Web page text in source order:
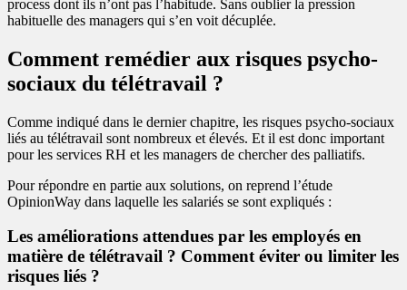
process dont ils n’ont pas l’habitude. Sans oublier la pression
habituelle des managers qui s’en voit décuplée.
Comment remédier aux risques psycho-
sociaux du télétravail ?
Comme indiqué dans le dernier chapitre, les risques psycho-sociaux
liés au télétravail sont nombreux et élevés. Et il est donc important
pour les services RH et les managers de chercher des palliatifs.
Pour répondre en partie aux solutions, on reprend l’étude
OpinionWay dans laquelle les salariés se sont expliqués :
Les améliorations attendues par les employés en
matière de télétravail ? Comment éviter ou limiter les
risques liés ?